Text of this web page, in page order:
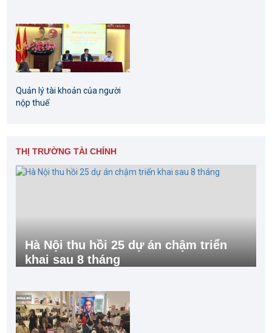
Quản lý tài khoản của người
nộp thuế
THỊ TRƯỜNG TÀI CHÍNH
Hà Nội thu hồi 25 dự án chậm triển
khai sau 8 tháng